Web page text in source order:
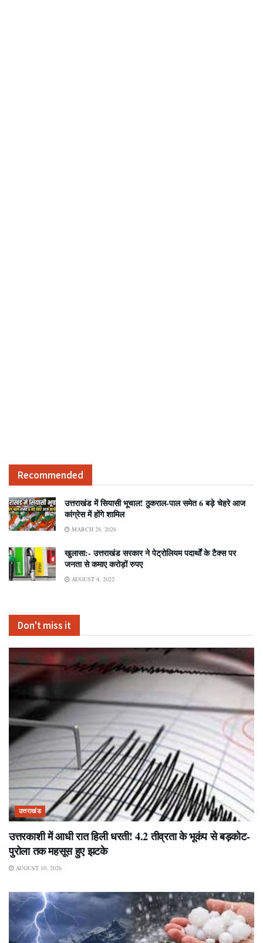
Recommended
उत्तराखंड में सियासी भूचाल! ठुकराल-पाल समेत 6 बड़े चेहरे आज
कांग्रेस में होंगे शामिल
MARCH 28, 2026
खुलासा:- उत्तराखंड सरकार ने पेट्रोलियम पदार्थों के टैक्स पर
जनता से कमाए करोड़ों रुपए
AUGUST 4, 2022
Don't miss it
उत्तराखंड
उत्तरकाशी में आधी रात हिली धरती! 4.2 तीव्रता के भूकंप से बड़कोट-
पुरोला तक महसूस हुए झटके
AUGUST 10, 2026